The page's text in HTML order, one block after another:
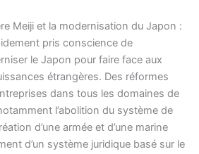
Meiji et la modernisation du Japon :
pris conscience de
le Japon pour faire face aux
étrangères. Des réformes
dans tous les domaines de
l’abolition du système de
d’une armée et d’une marine
d’un système juridique basé sur le